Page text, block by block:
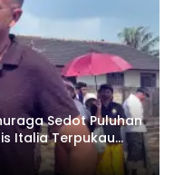
Sedot Puluhan
Italia Terpukau